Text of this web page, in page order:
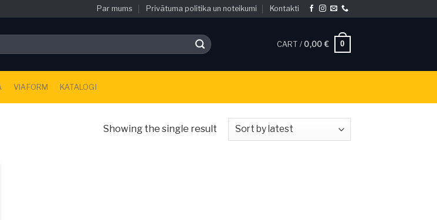
Par mums Privātuma politika un noteikumi Kontakti
CART / 0,00€ 0
VIAFORM KATALOGI
Showing the single result